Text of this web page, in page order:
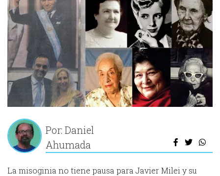
Por: Daniel
Ahumada
La misoginia no tiene pausa para Javier Milei y su